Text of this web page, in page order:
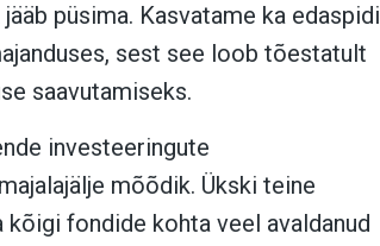
püsima. Kasvatame ka edaspidi
sest see loob tõestatult
saavutamiseks.
investeeringute
mõõdik. Ükski teine
fondide kohta veel avaldanud